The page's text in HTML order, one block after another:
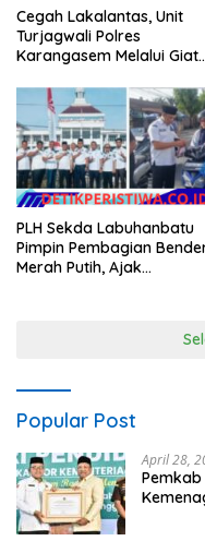
Cegah Lakalantas, Unit
Turjagwali Polres
Karangasem Melalui Giat
Himbauan Tidak Parkir
Sembarangan di
Wisata
PLH Sekda Labuhanbatu
Pimpin Pembagian
Merah Putih, Ajak
Popular Post
April 28,